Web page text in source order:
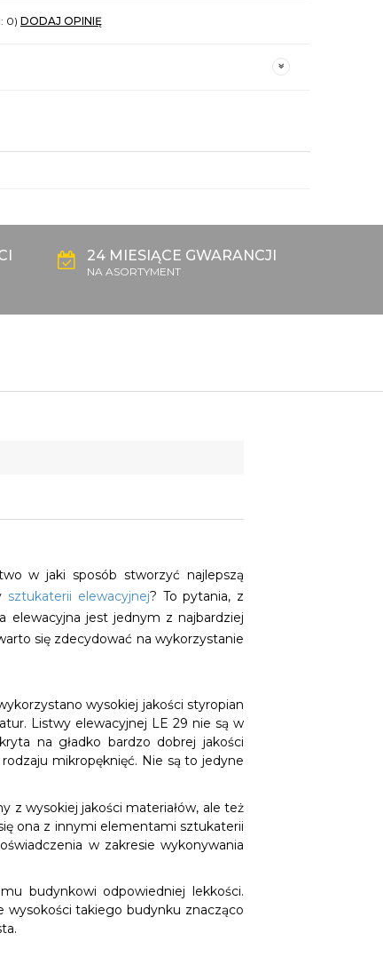
0) DODAJ OPINIĘ
24 MIESIĄCE GWARANCJI
NA ASORTYMENT
w jaki sposób stworzyć najlepszą
sztukaterii elewacyjnej? To pytania, z
elewacyjna jest jednym z najbardziej
się zdecydować na wykorzystanie
wysokiej jakości styropian
Listwy elewacyjnej LE 29 nie są w
na gładko bardzo dobrej jakości
mikropęknięć. Nie są to jedyne
z wysokiej jakości materiałów, ale też
ona z innymi elementami sztukaterii
w zakresie wykonywania
budynkowi odpowiedniej lekkości.
takiego budynku znacząco